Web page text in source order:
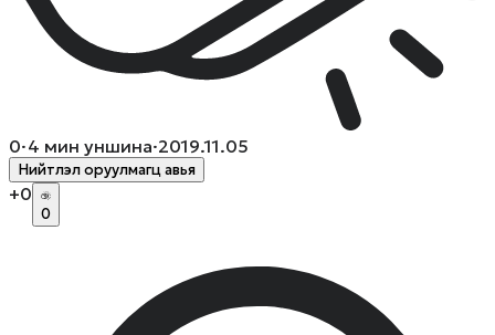
0·4 мин уншина·2019.11.05
Нийтлэл оруулмагц авья
+0
0